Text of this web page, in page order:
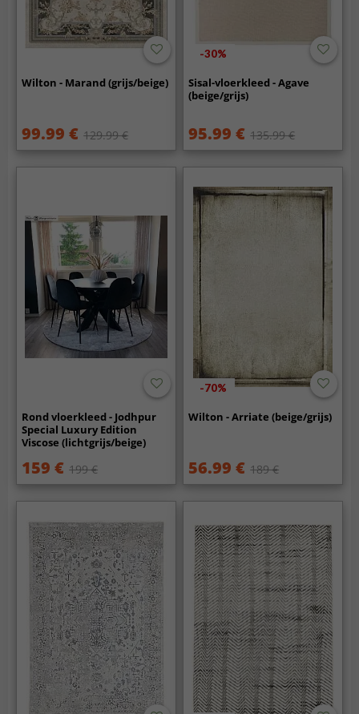
Wilton - Marand (grijs/beige)
99.99 € 129.99 €
-30%
Sisal-vloerkleed - Agave
(beige/grijs)
95.99 € 135.99 €
Rond vloerkleed - Jodhpur
Special Luxury Edition
Viscose (lichtgrijs/beige)
159 € 199 €
-70%
Wilton - Arriate (beige/grijs)
56.99 € 189 €